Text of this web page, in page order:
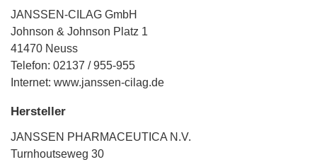
JANSSEN-CILAG GmbH
Johnson & Johnson Platz 1
41470 Neuss
Telefon: 02137 / 955-955
Internet: www.janssen-cilag.de
Hersteller
JANSSEN PHARMACEUTICA N.V.
Turnhoutseweg 30